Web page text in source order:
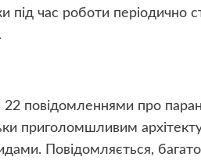
під час роботи
повідомленнями про
приголомшливим
Повідомляється, багато